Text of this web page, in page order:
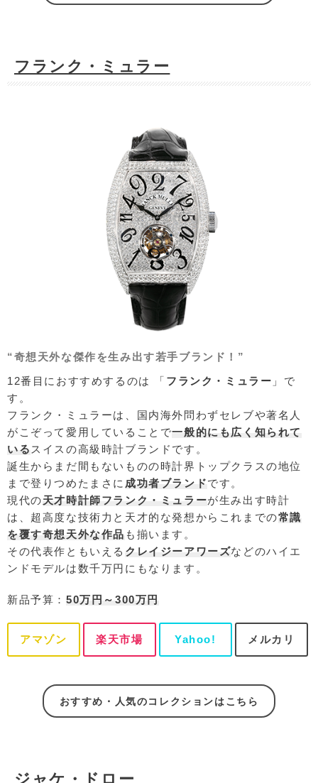
フランク・ミュラー
“奇想天外な傑作を生み出す若手ブランド！”
12番目におすすめするのは 「 フランク・ミュラー 」で
す。
フランク・ミュラーは、国内海外問わずセレブや著名人
がこぞって愛用していることで一般的にも広く知られて
いる スイスの高級時計ブランドです。
誕生からまだ間もないものの時計界トップクラスの地位
まで登りつめたまさに 成功者ブランドです。
現代の天才時計師フランク・ミュラーが生み出す時計
は、超高度な技術力と天才的な発想からこれまでの常識
を覆す奇想天外な作品 も揃います。
その代表作ともいえる クレイジーアワーズなどのハイエ
ンドモデルは数千万円にもなります。
新品予算： 50万円～300万円
アマゾン 楽天市場 Yahoo! メルカリ
おすすめ・人気のコレクションはこちら
ジャケ・ドロー